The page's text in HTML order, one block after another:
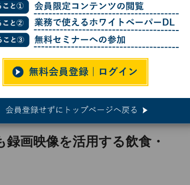
活用する飲食・サービス業の取り組みとは?
“現場DX”
画映像を活用する飲食・